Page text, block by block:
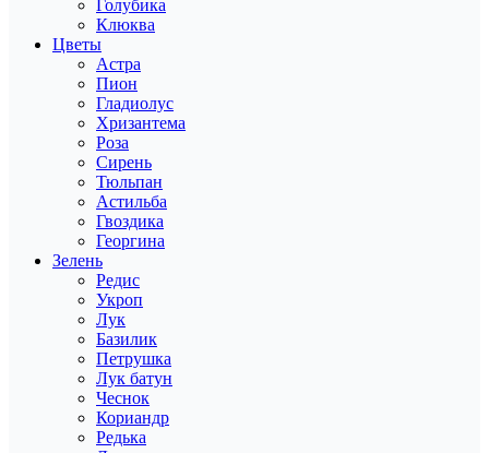
Голубика
Клюква
Цветы
Астра
Пион
Гладиолус
Хризантема
Роза
Сирень
Тюльпан
Астильба
Гвоздика
Георгина
Зелень
Редис
Укроп
Лук
Базилик
Петрушка
Лук батун
Чеснок
Кориандр
Редька